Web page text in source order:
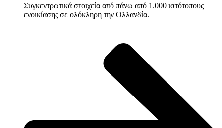
Συγκεντρωτικά στοιχεία από πάνω από 1.000 ιστότοπους
ενοικίασης σε ολόκληρη την Ολλανδία.